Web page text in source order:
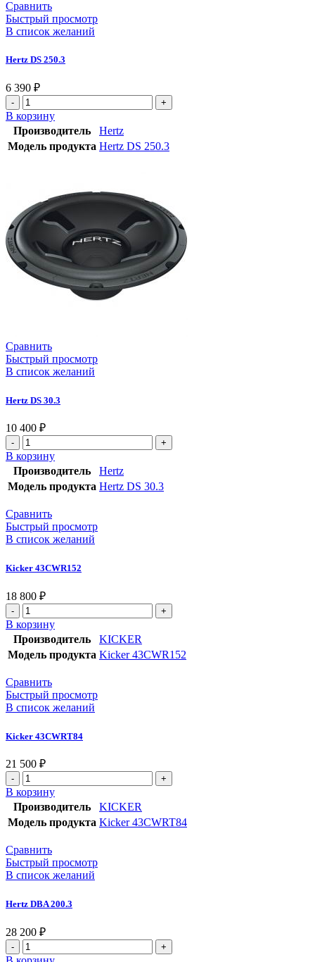
Сравнить
Быстрый просмотр
В список желаний
Hertz DS 250.3
6 390 ₽
В корзину
Производитель
Hertz
Модель продукта Hertz DS 250.3
Сравнить
Быстрый просмотр
В список желаний
Hertz DS 30.3
10 400 ₽
В корзину
Производитель
Hertz
Модель продукта Hertz DS 30.3
Сравнить
Быстрый просмотр
В список желаний
Kicker 43CWR152
18 800 ₽
В корзину
Производитель
KICKER
Модель продукта Kicker 43CWR152
Сравнить
Быстрый просмотр
В список желаний
Kicker 43CWRT84
21 500 ₽
В корзину
Производитель
KICKER
Модель продукта Kicker 43CWRT84
Сравнить
Быстрый просмотр
В список желаний
Hertz DBA 200.3
28 200 ₽